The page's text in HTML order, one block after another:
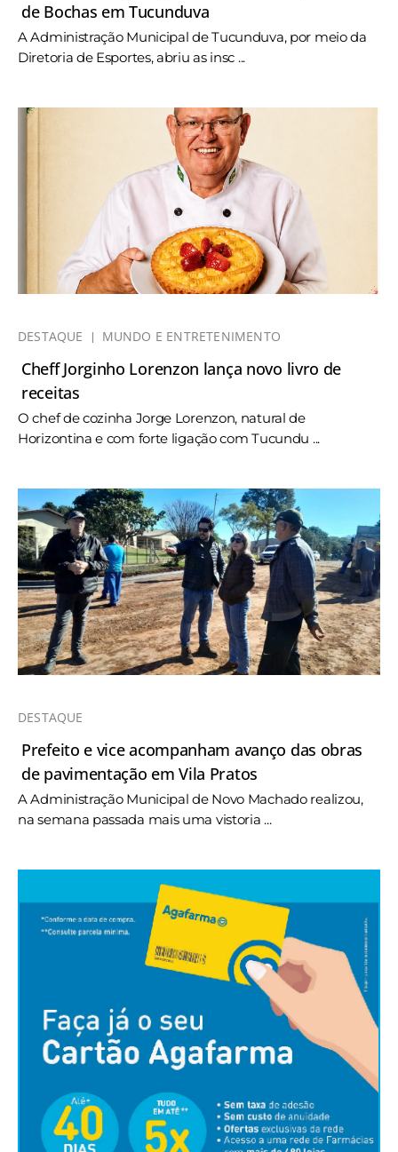
de Bochas em Tucunduva
A Administração Municipal de Tucunduva, por meio da
Diretoria de Esportes, abriu as insc ...
DESTAQUE MUNDO E ENTRETENIMENTO
Cheff Jorginho Lorenzon lança novo livro de
receitas
O chef de cozinha Jorge Lorenzon, natural de
Horizontina e com forte ligação com Tucundu ...
DESTAQUE
Prefeito e vice acompanham avanço das obras
de pavimentação em Vila Pratos
A Administração Municipal de Novo Machado realizou,
na semana passada mais uma vistoria ...